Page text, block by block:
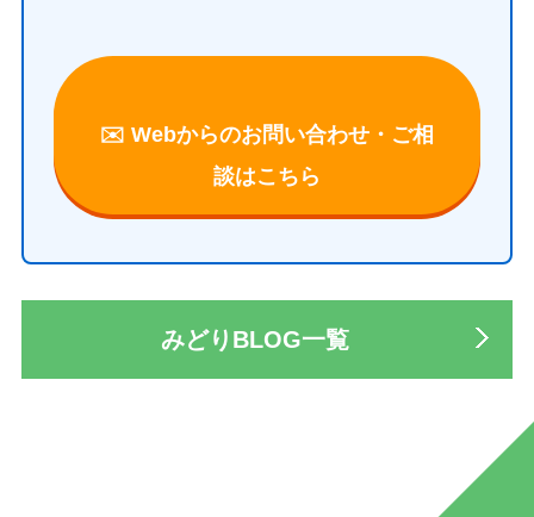
✉️ Webからのお問い合わせ・ご相
談はこちら
みどりBLOG一覧